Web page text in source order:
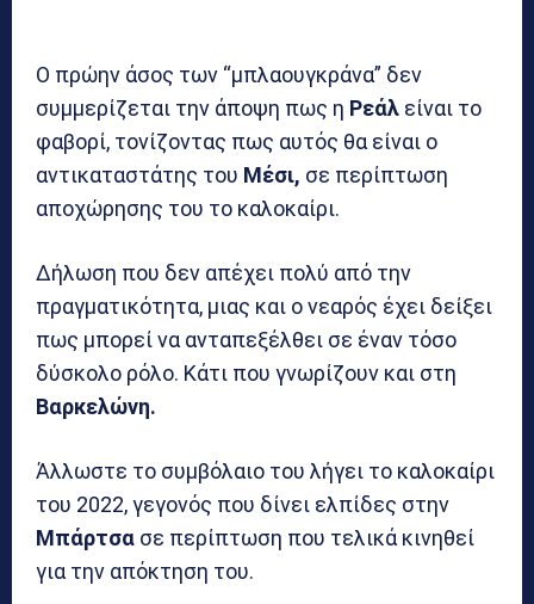
Ο πρώην άσος των “μπλαουγκράνα” δεν
συμμερίζεται την άποψη πως η Ρεάλ είναι το
φαβορί, τονίζοντας πως αυτός θα είναι ο
αντικαταστάτης του Μέσι, σε περίπτωση
αποχώρησης του το καλοκαίρι.
Δήλωση που δεν απέχει πολύ από την
πραγματικότητα, μιας και ο νεαρός έχει δείξει
πως μπορεί να ανταπεξέλθει σε έναν τόσο
δύσκολο ρόλο. Κάτι που γνωρίζουν και στη
Βαρκελώνη.
Άλλωστε το συμβόλαιο του λήγει το καλοκαίρι
του 2022, γεγονός που δίνει ελπίδες στην
Μπάρτσα σε περίπτωση που τελικά κινηθεί
για την απόκτηση του.